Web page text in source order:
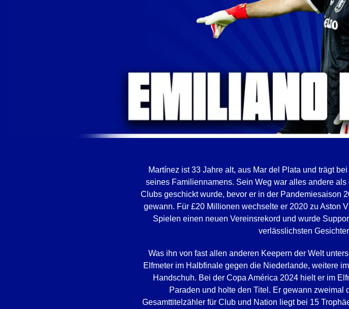
Martínez ist 33 Jahre alt, aus Mar del Plata und trägt
seines Familiennamens. Sein Weg war alles andere
Clubs geschickt wurde, bevor er in der Pandemiesaison
gewann. Für £20 Millionen wechselte er 2020 zu Aston
Spielen einen neuen Vereinsrekord und wurde
verlässlichsten
Was ihn von fast allen anderen Keepern der Welt
Elfmeter im Halbfinale gegen die Niederlande, weitere
Handschuh. Bei der Copa América 2024 hielt er im
Paraden und holte den Titel. Er gewann
Gesamttitelzähler für Club und Nation liegt bei 15